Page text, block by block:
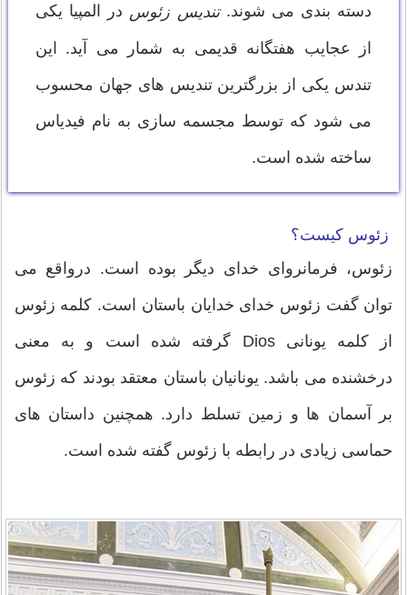
دسته بندی می شوند.تندیس زئوس در المپیا یکی
از عجایب هفتگانه قدیمی به شمار می آید. این
تندس یکی از بزرگترین تندیس های جهان محسوب
می شود که توسط مجسمه سازی به نام فیدیاس
ساخته شده است.
زئوس کیست؟
زئوس، فرمانروای خدای دیگر بوده است. درواقع می
توان گفت زئوس خدای خدایان باستان است. کلمه زئوس
از کلمه یونانی Dios گرفته شده است و به معنی
درخشنده می باشد. یونانیان باستان معتقد بودند که زئوس
بر آسمان ها و زمین تسلط دارد. همچنین داستان های
حماسی زیادی در رابطه با زئوس گفته شده است.